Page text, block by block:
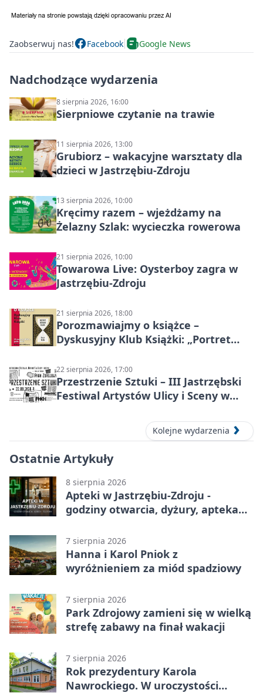
Zaobserwuj nas! Facebook Google News
Nadchodzące wydarzenia
8 sierpnia 2026, 16:00
Sierpniowe czytanie na trawie
11 sierpnia 2026, 13:00
Grubiorz – wakacyjne warsztaty dla
dzieci w Jastrzębiu-Zdroju
13 sierpnia 2026, 10:00
Kręcimy razem – wjeżdżamy na
Żelazny Szlak: wycieczka rowerowa
21 sierpnia 2026, 10:00
Towarowa Live: Oysterboy zagra w
Jastrzębiu-Zdroju
21 sierpnia 2026, 18:00
Porozmawiajmy o książce –
Dyskusyjny Klub Książki: „Portret
22 sierpnia 2026, 17:00
Przestrzenie Sztuki – III Jastrzębski
Festiwal Artystów Ulicy i Sceny w
Kolejne wydarzenia
Ostatnie Artykuły
8 sierpnia 2026
Apteki w Jastrzębiu-Zdroju -
godziny otwarcia, dyżury, apteka
7 sierpnia 2026
Hanna i Karol Pniok z
wyróżnieniem za miód spadziowy
7 sierpnia 2026
Park Zdrojowy zamieni się w wielką
strefę zabawy na finał wakacji
7 sierpnia 2026
Rok prezydentury Karola
Nawrockiego. W uroczystości